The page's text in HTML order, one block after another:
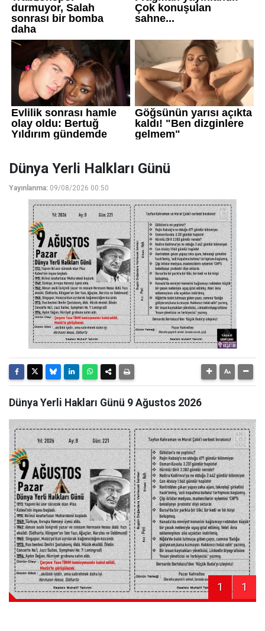
Dünya Yerli Halkları Günü
Yayınlanma: 09/08/2026 00:50
Dünya Yerli Hakları Günü 9 Ağustos 2026
1 1